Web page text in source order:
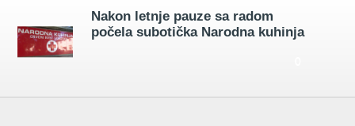
Nakon letnje pauze sa radom
počela subotička Narodna kuhinja